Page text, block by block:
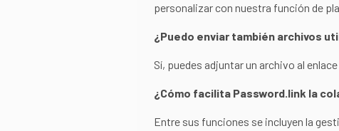
personalizar con nuestra función de
¿Puedo enviar también archivos
Sí, puedes adjuntar un archivo al
¿Cómo facilita Password.link la
Entre sus funciones se incluyen la